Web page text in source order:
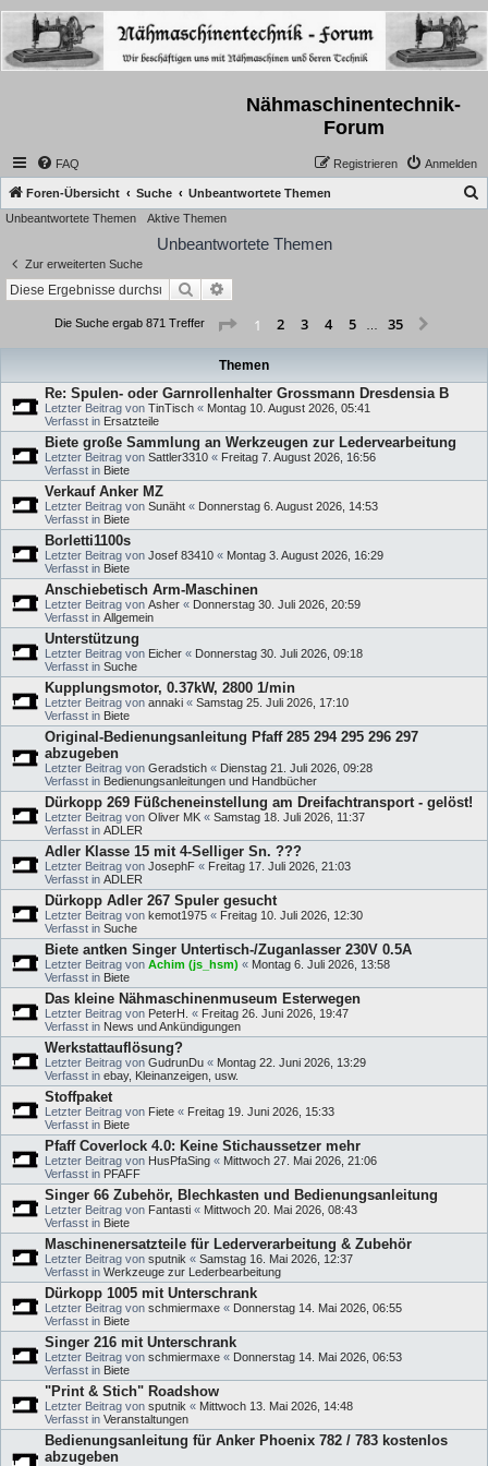
Nähmaschinentechnik-
Forum
FAQ Anmelden
Registrieren
Foren-Übersicht Suche Unbeantwortete Themen
Unbeantwortete Themen Aktive Themen
Unbeantwortete Themen
Zur erweiterten Suche
Suche
Die Suche ergab 871 Treffer Seite 1von 35
1 2 3 4 5 35
Themen
Re: Spulen- oder Garnrollenhalter Grossmann Dresdensia B
Letzter Beitrag von TinTisch « Montag 10. August 2026, 05:41
Verfasst in Ersatzteile
Biete große Sammlung an Werkzeugen zur Ledervearbeitung
Letzter Beitrag von Sattler3310 « Freitag 7. August 2026, 16:56
Verfasst in Biete
Verkauf Anker MZ
Letzter Beitrag von Sunäht « Donnerstag 6. August 2026, 14:53
Verfasst in Biete
Borletti1100s
Letzter Beitrag von Josef 83410 « Montag 3. August 2026, 16:29
Verfasst in Biete
Anschiebetisch Arm-Maschinen
Letzter Beitrag von Asher « Donnerstag 30. Juli 2026, 20:59
Verfasst in Allgemein
Unterstützung
Letzter Beitrag von Eicher « Donnerstag 30. Juli 2026, 09:18
Verfasst in Suche
Kupplungsmotor, 0.37kW, 2800 1/min
Letzter Beitrag von annaki « Samstag 25. Juli 2026, 17:10
Verfasst in Biete
Original-Bedienungsanleitung Pfaff 285 294 295 296 297
abzugeben
Letzter Beitrag von Geradstich « Dienstag 21. Juli 2026, 09:28
Verfasst in Bedienungsanleitungen und Handbücher
Dürkopp 269 Füßcheneinstellung am Dreifachtransport - gelöst!
Letzter Beitrag von Oliver MK « Samstag 18. Juli 2026, 11:37
Verfasst in ADLER
Adler Klasse 15 mit 4-Selliger Sn. ???
Letzter Beitrag von JosephF « Freitag 17. Juli 2026, 21:03
Verfasst in ADLER
Dürkopp Adler 267 Spuler gesucht
Letzter Beitrag von kemot1975 « Freitag 10. Juli 2026, 12:30
Verfasst in Suche
Biete antken Singer Untertisch-/Zuganlasser 230V 0.5A
Letzter Beitrag von Achim (js_hsm) « Montag 6. Juli 2026, 13:58
Verfasst in Biete
Das kleine Nähmaschinenmuseum Esterwegen
Letzter Beitrag von PeterH. « Freitag 26. Juni 2026, 19:47
Verfasst in News und Ankündigungen
Werkstattauflösung?
Letzter Beitrag von GudrunDu « Montag 22. Juni 2026, 13:29
Verfasst in ebay, Kleinanzeigen, usw.
Stoffpaket
Letzter Beitrag von Fiete « Freitag 19. Juni 2026, 15:33
Verfasst in Biete
Pfaff Coverlock 4.0: Keine Stichaussetzer mehr
Letzter Beitrag von HusPfaSing « Mittwoch 27. Mai 2026, 21:06
Verfasst in PFAFF
Singer 66 Zubehör, Blechkasten und Bedienungsanleitung
Letzter Beitrag von Fantasti « Mittwoch 20. Mai 2026, 08:43
Verfasst in Biete
Maschinenersatzteile für Lederverarbeitung & Zubehör
Letzter Beitrag von sputnik « Samstag 16. Mai 2026, 12:37
Verfasst in Werkzeuge zur Lederbearbeitung
Dürkopp 1005 mit Unterschrank
Letzter Beitrag von schmiermaxe « Donnerstag 14. Mai 2026, 06:55
Verfasst in Biete
Singer 216 mit Unterschrank
Letzter Beitrag von schmiermaxe « Donnerstag 14. Mai 2026, 06:53
Verfasst in Biete
"Print & Stich" Roadshow
Letzter Beitrag von sputnik « Mittwoch 13. Mai 2026, 14:48
Verfasst in Veranstaltungen
Bedienungsanleitung für Anker Phoenix 782 / 783 kostenlos
abzugeben